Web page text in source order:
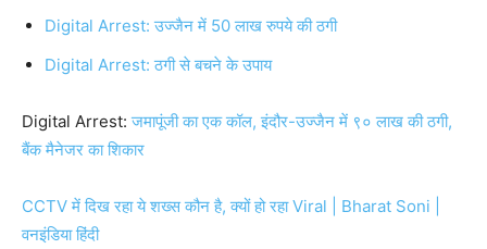
Digital Arrest: उज्जैन में 50 लाख रुपये की ठगी
Digital Arrest: ठगी से बचने के उपाय
Digital Arrest: जमापूंजी का एक कॉल, इंदौर-उज्जैन में ९० लाख की ठगी,
बैंक मैनेजर का शिकार
CCTV में दिख रहा ये शख्स कौन है, क्यों हो रहा Viral | Bharat Soni |
वनइंडिया हिंदी